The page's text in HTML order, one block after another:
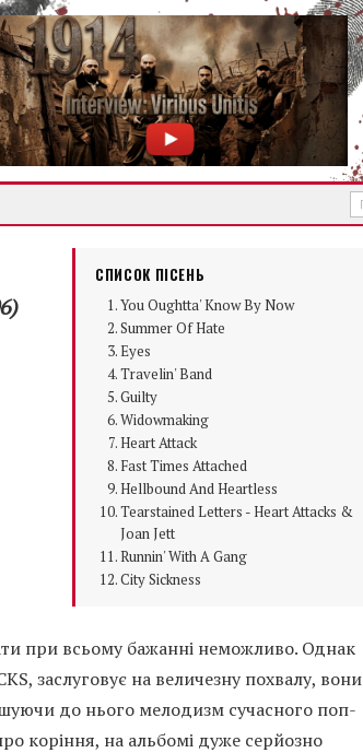
СПИСОК ПІСЕНЬ
You Oughtta' Know By Now
Summer Of Hate
Eyes
Travelin' Band
Guilty
Widowmaking
Heart Attack
Fast Times Attached
Hellbound And Heartless
Tearstained Letters - Heart Attacks &
Joan Jett
Runnin' With A Gang
City Sickness
при всьому бажанні неможливо. Однак
заслуговує на величезну похвалу, вони
до нього мелодизм сучасного поп-
коріння, на альбомі дуже серйозно